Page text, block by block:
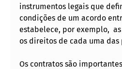
instrumentos legais que
condições de um acordo
estabelece, por exemplo,
os direitos de cada uma
Os contratos são